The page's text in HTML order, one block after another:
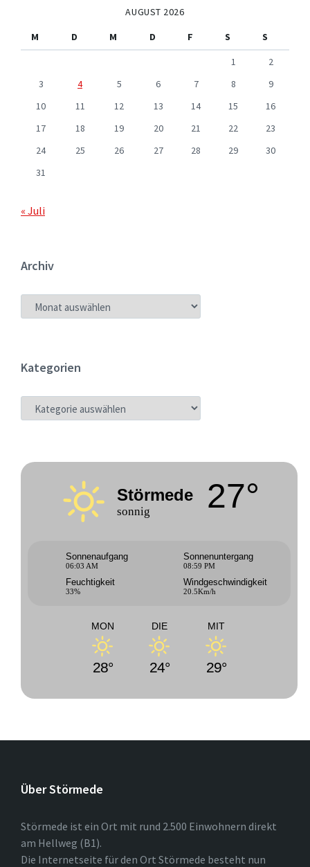
AUGUST 2026
M
D M D F S
S
1
2
3
4 5 6 7 8
9
10
11 12 13 14 15
16
17
18 19 20 21 22
23
24
25 26 27 28 29
30
31
« Juli
Archiv
ARCHIV
Kategorien
KATEGORIEN
Störmede
sonnig 27°
Sonnenaufgang
06:03 AM
Sonnenuntergang
08:59 PM
Feuchtigkeit
33%
Windgeschwindigkeit
20.5Km/h
MON
28°
DIE
24°
MIT
29°
Über Störmede
Störmede ist ein Ort mit rund 2.500 Einwohnern direkt
am Hellweg (B1).
Die Internetseite für den Ort Störmede besteht nun